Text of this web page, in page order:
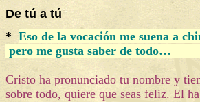
De tú a tú
* Eso de la vocación me suena a
pero me gusta saber de todo…
Cristo ha pronunciado tu nombre y
sobre todo, quiere que seas feliz. El